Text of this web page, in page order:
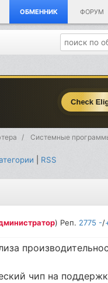
ОБМЕННИК ФОРУМ
Системные
RSS
) Реп. 2775 -/
чип на